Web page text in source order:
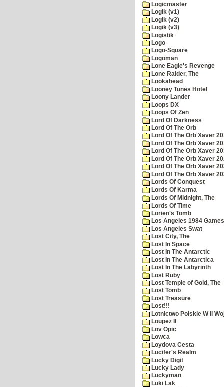
Logicmaster
Logik (v1)
Logik (v2)
Logik (v3)
Logistik
Logo
Logo-Square
Logoman
Lone Eagle's Revenge
Lone Raider, The
Lookahead
Looney Tunes Hotel
Loony Lander
Loops DX
Loops Of Zen
Lord Of Darkness
Lord Of The Orb
Lord Of The Orb Xaver
Lord Of The Orb Xaver
Lord Of The Orb Xaver
Lord Of The Orb Xaver
Lord Of The Orb Xaver
Lord Of The Orb Xaver
Lords Of Conquest
Lords Of Karma
Lords Of Midnight, The
Lords Of Time
Lorien's Tomb
Los Angeles 1984 Games
Los Angeles Swat
Lost City, The
Lost In Space
Lost In The Antarctic
Lost In The Antarctica
Lost In The Labyrinth
Lost Ruby
Lost Temple of Gold, The
Lost Tomb
Lost Treasure
Lost!!!
Lotnictwo Polskie W II
Loupez II
Lov Opic
Lowca
Loydova Cesta
Lucifer's Realm
Lucky Digit
Lucky Lady
Luckyman
Luki Lak